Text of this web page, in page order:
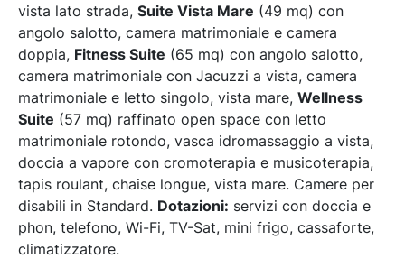
vista lato strada, Suite Vista Mare (49 mq) con
angolo salotto, camera matrimoniale e camera
doppia, Fitness Suite (65 mq) con angolo salotto,
camera matrimoniale con Jacuzzi a vista, camera
matrimoniale e letto singolo, vista mare, Wellness
Suite (57 mq) raffinato open space con letto
matrimoniale rotondo, vasca idromassaggio a vista,
doccia a vapore con cromoterapia e musicoterapia,
tapis roulant, chaise longue, vista mare. Camere per
disabili in Standard. Dotazioni: servizi con doccia e
phon, telefono, Wi-Fi, TV-Sat, mini frigo, cassaforte,
climatizzatore.